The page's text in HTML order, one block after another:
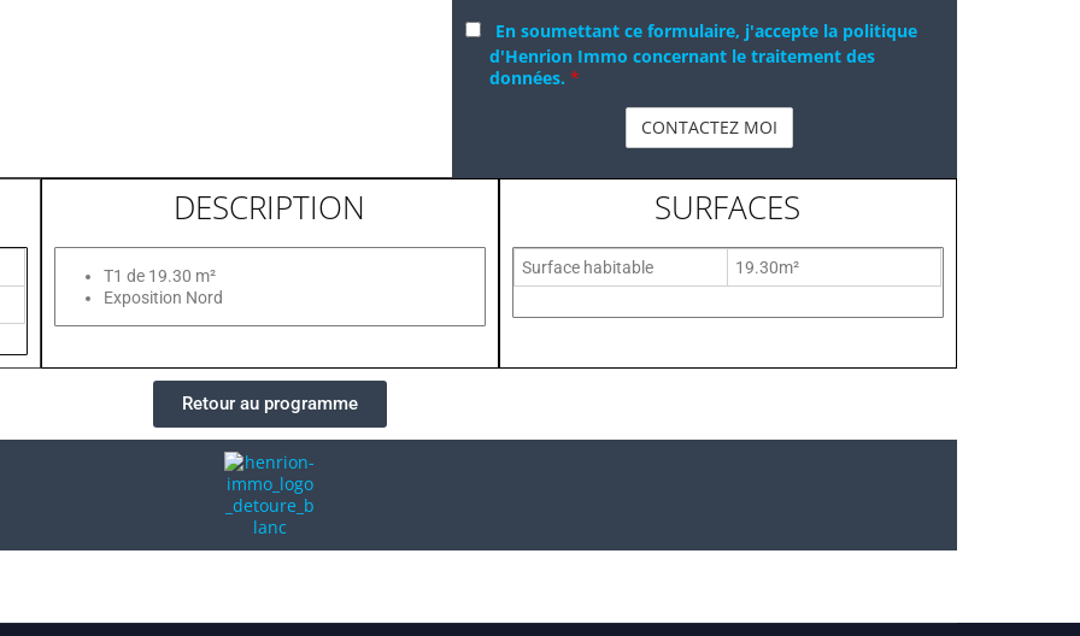
En soumettant ce formulaire, j'accepte la politique
d'Henrion Immo concernant le traitement des
données.*
DESCRIPTION
T1 de 19.30 m²
Exposition Nord
SURFACES
Surface habitable 19.30m²
Retour au programme